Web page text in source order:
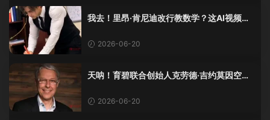
我去！里昂·肯尼迪改行教数学？这AI视频全
2026-06-20
天呐！育碧联合创始人克劳德·吉约莫因空难
2026-06-20